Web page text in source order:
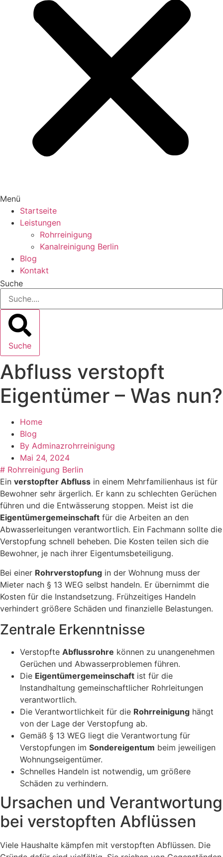
Menü
Startseite
Leistungen
Rohrreinigung
Kanalreinigung Berlin
Blog
Kontakt
Suche
Suche
Abfluss verstopft
Eigentümer – Was nun?
Home
Blog
By Adminazrohrreinigung
Mai 24, 2024
# Rohrreinigung Berlin
Ein verstopfter Abfluss in einem Mehrfamilienhaus ist für
Bewohner sehr ärgerlich. Er kann zu schlechten Gerüchen
führen und die Entwässerung stoppen. Meist ist die
Eigentümergemeinschaft für die Arbeiten an den
Abwasserleitungen verantwortlich. Ein Fachmann sollte die
Verstopfung schnell beheben. Die Kosten teilen sich die
Bewohner, je nach ihrer Eigentumsbeteiligung.
Bei einer Rohrverstopfung in der Wohnung muss der
Mieter nach § 13 WEG selbst handeln. Er übernimmt die
Kosten für die Instandsetzung. Frühzeitiges Handeln
verhindert größere Schäden und finanzielle Belastungen.
Zentrale Erkenntnisse
Verstopfte Abflussrohre können zu unangenehmen
Gerüchen und Abwasserproblemen führen.
Die Eigentümergemeinschaft ist für die
Instandhaltung gemeinschaftlicher Rohrleitungen
verantwortlich.
Die Verantwortlichkeit für die Rohrreinigung hängt
von der Lage der Verstopfung ab.
Gemäß § 13 WEG liegt die Verantwortung für
Verstopfungen im Sondereigentum beim jeweiligen
Wohnungseigentümer.
Schnelles Handeln ist notwendig, um größere
Schäden zu verhindern.
Ursachen und Verantwortung
bei verstopften Abflüssen
Viele Haushalte kämpfen mit verstopften Abflüssen. Die